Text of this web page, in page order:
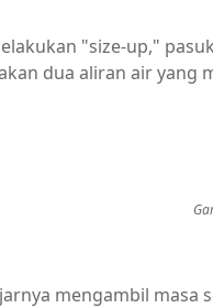
"size-up,"
dua aliran air yang
mengambil masa